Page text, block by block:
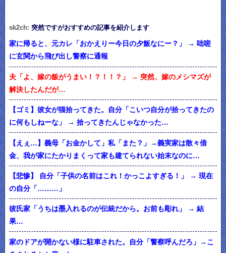
sk2ch: 突然ですがおすすめの記事を紹介します
家に帰ると、元カレ「おかえりー今日の夕飯なにー？」 → 咄嗟
に玄関から飛び出し警察に通報
夫「よ、嫁の飯がうまい！？！！？」 → 突然、嫁のメシマズが
解決したんだが…
【ゴミ】彼女が猫拾ってきた。自分「こいつ自分が拾ってきたの
に何もしねーな」 → 拾ってきたんじゃなかった…
【えぇ…】義母「お金かして」私「また？」→義実家は散々借
金、我が家にたかりまくって家も建てられない始末なのに…
【悲惨】 自分「子供の名前はこれ！かっこよすぎる！」 → 現在
の自分「………」
彼氏家「うちは墨入れるのが伝統だから。お前も彫れ」 → 結
果…
家のドアが開かない様に駐車された。自分「警察呼んだろ」→こ